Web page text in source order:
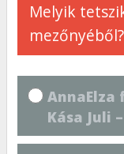
Melyik
mezőnyéből?
AnnaElza
Kása Juli